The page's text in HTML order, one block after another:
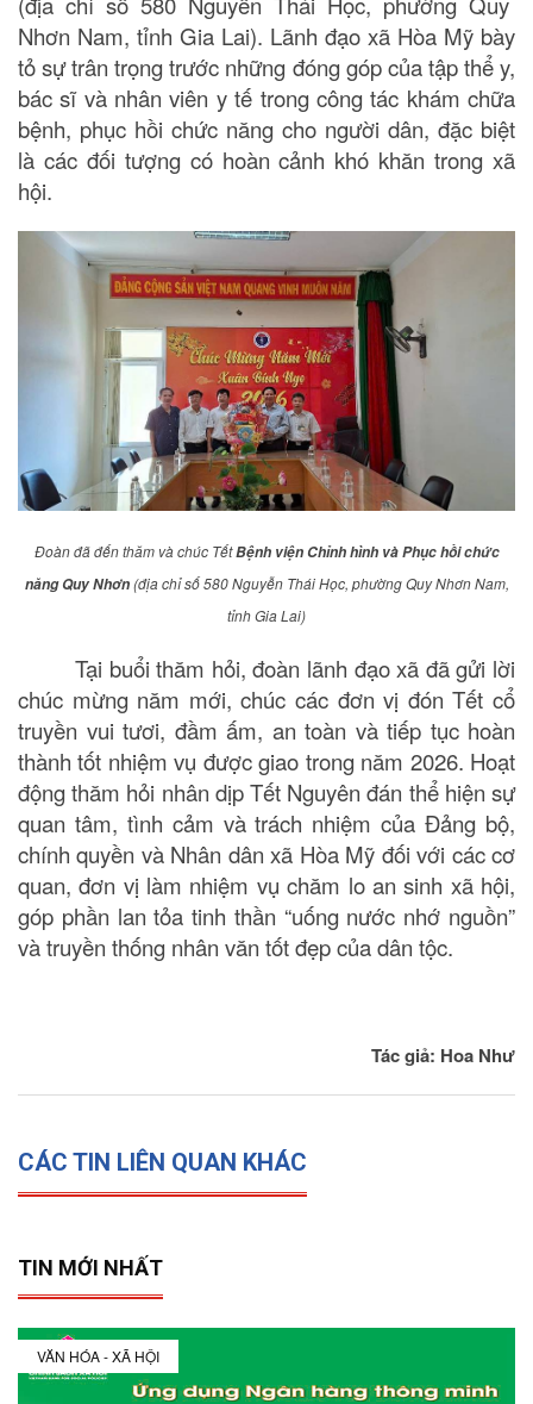
Nhơn Nam, tỉnh Gia Lai). Lãnh đạo xã Hòa Mỹ bày
tỏ sự trân trọng trước những đóng góp của tập thể y,
bác sĩ và nhân viên y tế trong công tác khám chữa
bệnh, phục hồi chức năng cho người dân, đặc biệt
là các đối tượng có hoàn cảnh khó khăn trong xã
hội.
Đoàn đã đến thăm và chúc TếtBệnh viện Chỉnh hình và Phục hồi chức
năng Quy Nhơn(địa chỉ số 580 Nguyễn Thái Học, phường Quy Nhơn Nam,
tỉnh Gia Lai)
Tại buổi thăm hỏi, đoàn lãnh đạo xã đã gửi lời
chúc mừng năm mới, chúc các đơn vị đón Tết cổ
truyền vui tươi, đầm ấm, an toàn và tiếp tục hoàn
thành tốt nhiệm vụ được giao trong năm 2026. Hoạt
động thăm hỏi nhân dịp Tết Nguyên đán thể hiện sự
quan tâm, tình cảm và trách nhiệm của Đảng bộ,
chính quyền và Nhân dân xã Hòa Mỹ đối với các cơ
quan, đơn vị làm nhiệm vụ chăm lo an sinh xã hội,
góp phần lan tỏa tinh thần “uống nước nhớ nguồn”
và truyền thống nhân văn tốt đẹp của dân tộc.
Tác giả: Hoa Như
CÁC TIN LIÊN QUAN KHÁC
TIN MỚI NHẤT
VĂN HÓA - XÃ HỘI